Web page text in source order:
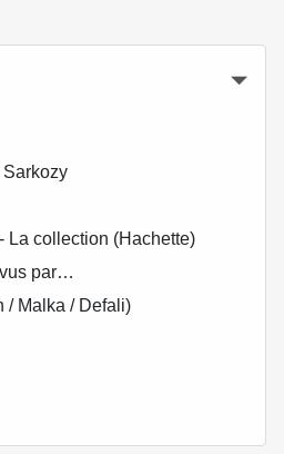
Sarkozy
La collection (Hachette)
par…
/ Malka / Defali)